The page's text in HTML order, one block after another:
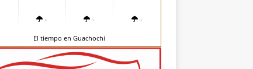
- - -
El tiempo en Guachochi